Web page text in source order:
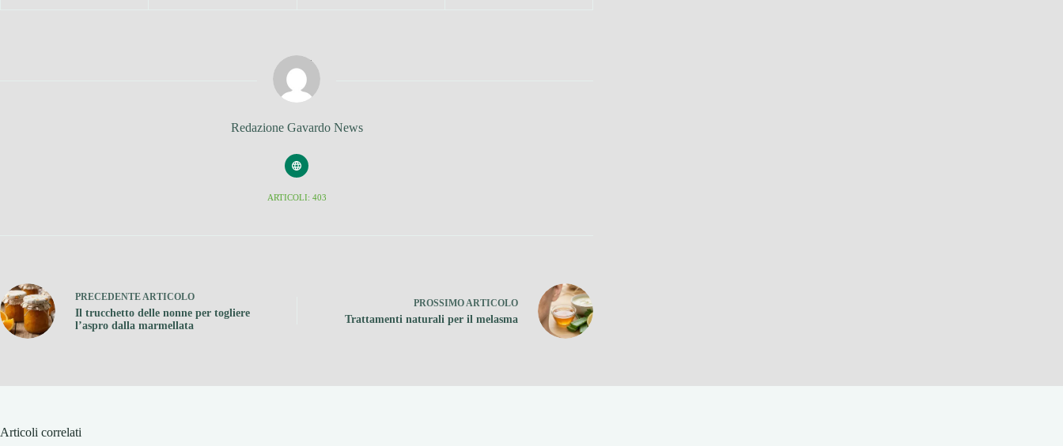
Redazione Gavardo News
ARTICOLI: 403
PRECEDENTEARTICOLO
Il trucchetto delle nonne per togliere
l’aspro dalla marmellata
PROSSIMOARTICOLO
Trattamenti naturali per il melasma
Articoli correlati